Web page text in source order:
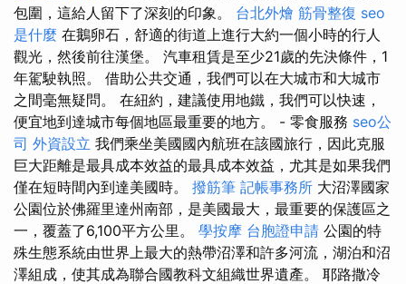
包圍，這給人留下了深刻的印象。 台北外燴 筋骨整復 seo
是什麼 在鵝卵石，舒適的街道上進行大約一個小時的行人
觀光，然後前往漢堡。 汽車租賃是至少21歲的先決條件，1
年駕駛執照。 借助公共交通，我們可以在大城市和大城市
之間毫無疑問。 在紐約，建議使用地鐵，我們可以快速，
便宜地到達城市每個地區最重要的地方。 - 零食服務 seo公
司 外資設立 我們乘坐美國國內航班在該國旅行，因此克服
巨大距離是最具成本效益的最具成本效益，尤其是如果我們
僅在短時間內到達美國時。 撥筋筆 記帳事務所 大沼澤國家
公園位於佛羅里達州南部，是美國最大，最重要的保護區之
一，覆蓋了6,100平方公里。 學按摩 台胞證申請 公園的特
殊生態系統由世界上最大的熱帶沼澤和許多河流，湖泊和沼
澤組成，使其成為聯合國教科文組織世界遺產。 耶路撒冷